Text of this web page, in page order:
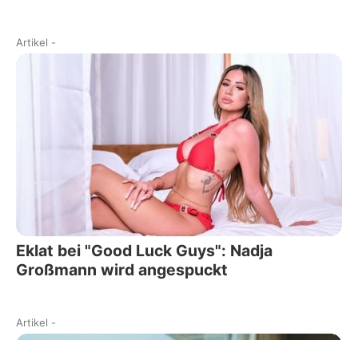
Artikel -
Eklat bei "Good Luck Guys": Nadja
Großmann wird angespuckt
Artikel -